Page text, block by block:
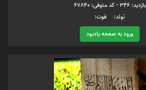
بازدید: 346 - کد متوفی: 67840
تولد: فوت:
ورود به صفحه یادبود